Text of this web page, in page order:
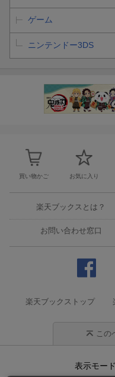
ゲーム
ニンテンドー3DS
買い物かご お気に入り
楽天ブックスとは？
お問い合わせ窓口
楽天ブックストップ
この
表示モード